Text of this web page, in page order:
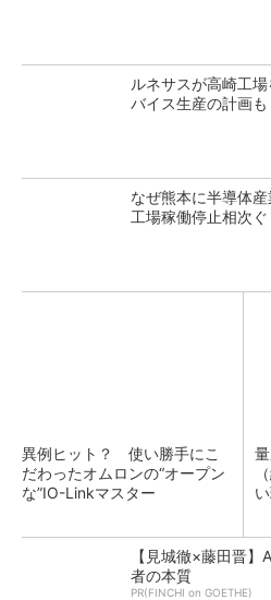
ルネサスが高崎工
バイス生産の計画も
なぜ熊本に半導体
工場稼働停止相次ぐ
異例ヒット？ 使い勝手にこ
だわったオムロンの“オープン
な”IO-Linkマスター
【見城徹×藤田晋
者の本質
PR(FINCHI on GOETHE)